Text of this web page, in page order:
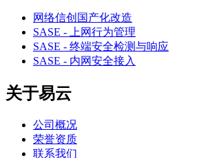
网络信创国产化改造
SASE - 上网行为管理
SASE - 终端安全检测与响应
SASE - 内网安全接入
关于易云
公司概况
荣誉资质
联系我们